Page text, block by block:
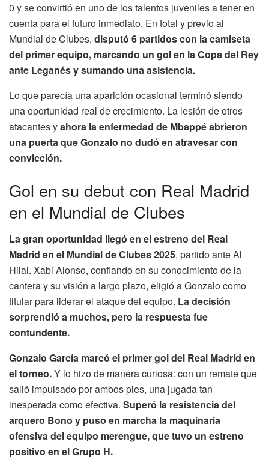
0 y se convirtió en uno de los talentos juveniles a tener en
cuenta para el futuro inmediato. En total y previo al
Mundial de Clubes, disputó 6 partidos con la camiseta
del primer equipo, marcando un gol en la Copa del Rey
ante Leganés y sumando una asistencia.
Lo que parecía una aparición ocasional terminó siendo
una oportunidad real de crecimiento. La lesión de otros
atacantes yahora la enfermedad de Mbappé abrieron
una puerta que Gonzalo no dudó en atravesar con
convicción.
Gol en su debut con Real Madrid
en el Mundial de Clubes
La gran oportunidad llegó en el estreno del Real
Madrid en el Mundial de Clubes 2025, partido ante Al
Hilal. Xabi Alonso, confiando en su conocimiento de la
cantera y su visión a largo plazo, eligió a Gonzalo como
titular para liderar el ataque del equipo. La decisión
sorprendió a muchos, pero la respuesta fue
contundente.
Gonzalo García marcó el primer gol del Real Madrid en
el torneo.Y lo hizo de manera curiosa: con un remate que
salió impulsado por ambos pies, una jugada tan
inesperada como efectiva. Superó la resistencia del
arquero Bono y puso en marcha la maquinaria
ofensiva del equipo merengue, que tuvo un estreno
positivo en el Grupo H.